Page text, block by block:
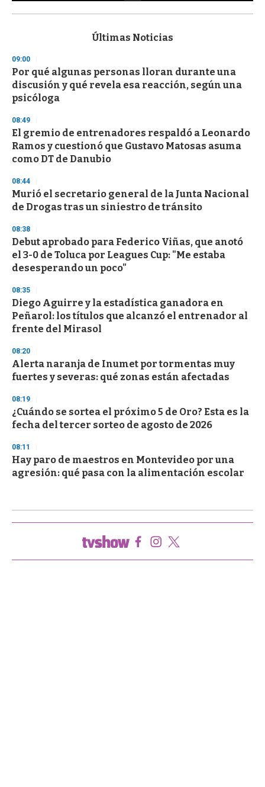
s
d
s
o
f
3
s
e
c
o
n
Últimas Noticias
09:00
Por qué algunas personas lloran durante una
discusión y qué revela esa reacción, según una
psicóloga
08:49
El gremio de entrenadores respaldó a Leonardo
Ramos y cuestionó que Gustavo Matosas asuma
como DT de Danubio
08:44
Murió el secretario general de la Junta Nacional
de Drogas tras un siniestro de tránsito
08:38
Debut aprobado para Federico Viñas, que anotó
el 3-0 de Toluca por Leagues Cup: "Me estaba
desesperando un poco"
08:35
Diego Aguirre y la estadística ganadora en
Peñarol: los títulos que alcanzó el entrenador al
frente del Mirasol
08:20
Alerta naranja de Inumet por tormentas muy
fuertes y severas: qué zonas están afectadas
08:19
¿Cuándo se sortea el próximo 5 de Oro? Esta es la
fecha del tercer sorteo de agosto de 2026
08:11
Hay paro de maestros en Montevideo por una
agresión: qué pasa con la alimentación escolar